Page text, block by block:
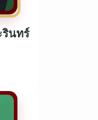
รินทร์